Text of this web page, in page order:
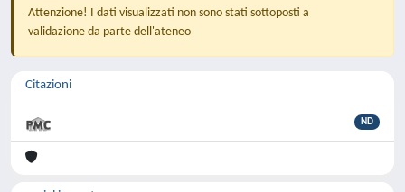
Attenzione! I dati visualizzati non sono stati sottoposti a
validazione da parte dell'ateneo
Citazioni
ND